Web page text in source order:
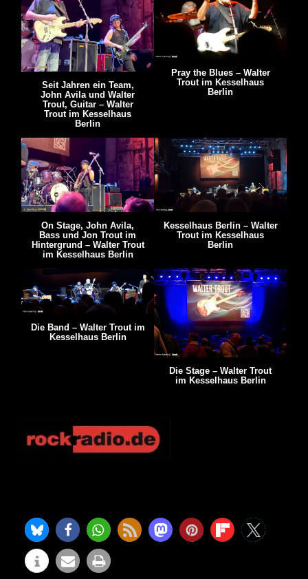
Seit Jahren ein Team,
John Avila und Walter
Trout, Guitar – Walter
Trout im Kesselhaus
Berlin
Pray the Blues – Walter
Trout im Kesselhaus
Berlin
On Stage, John Avila,
Bass und Jon Trout im
Hintergrund – Walter Trout
im Kesselhaus Berlin
Kesselhaus Berlin – Walter
Trout im Kesselhaus
Berlin
Die Band – Walter Trout im
Kesselhaus Berlin
Die Stage – Walter Trout
im Kesselhaus Berlin